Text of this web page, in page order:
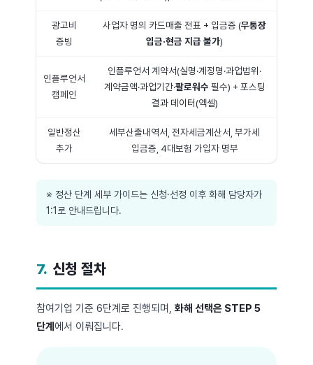
광고비
증빙
사업자 명의 카드매출 전표 + 입금증 (무통장
입금·현금 지급 불가)
인플루언서
캠페인
인플루언서 계약서(실명·계정명·과업범위·
계약금액·과업기간·팔로워수 필수) + 포스팅
결과 데이터(엑셀)
일반정산
추가
세부산출내역서, 전자세금계산서, 부가세
입금증, 4대보험 가입자 명부
※ 정산 단계 세부 가이드는 신청·선정 이후 화해 담당자가
1:1로 안내드립니다.
7. 신청 절차
참여기업 기준 6단계로 진행되며, 화해 선택은 STEP 5
단계 에서 이뤄집니다.